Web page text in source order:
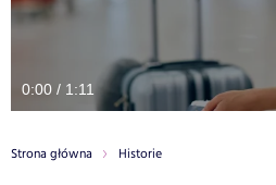
0:00 / 1:11
Strona główna Historie